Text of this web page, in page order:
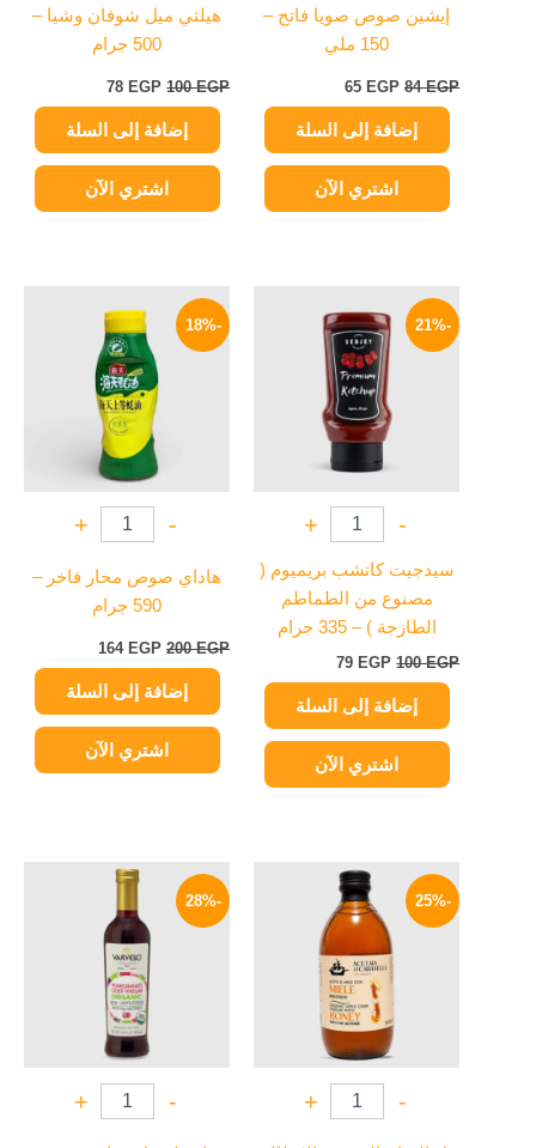
إيشين صوص صويا فاتح –
150 ملي
84EGP
65 EGP
إضافة إلى السلة
اشتري الآن
هيلثي ميل شوفان وشيا –
500 جرام
100EGP
78 EGP
إضافة إلى السلة
اشتري الآن
-21%
-
+
سيدجيت كاتشب بريميوم (
مصنوع من الطماطم
الطازجة ) – 335 جرام
100EGP
الأصلي
هو:
100 EGP.
79 EGP
الحالي
هو:
79 EGP.
إضافة إلى السلة
اشتري الآن
-18%
-
+
هاداي صوص محار فاخر –
590 جرام
200EGP
الأصلي
هو:
200 EGP.
164 EGP
164 EGP.
إضافة إلى السلة
اشتري الآن
-25%
-
+
السعر
الأصلي
هو:
400 EGP.
299 EGP.
-28%
-
+
السعر
180 EGP.